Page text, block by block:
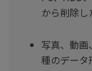
から削除
写真、動
種のデータ